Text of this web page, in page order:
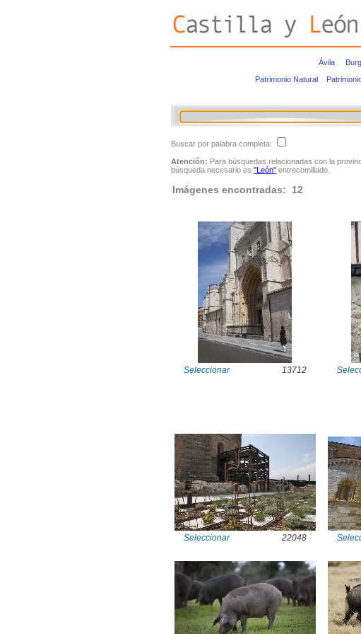
Ávila
Patrimonio Natural
Buscar por palabra completa:
Atención: Para búsquedas relacionadas con la
búsqueda necesario es "León" entrecomillado.
Imágenes encontradas: 12
Seleccionar 13712
Seleccionar 22048